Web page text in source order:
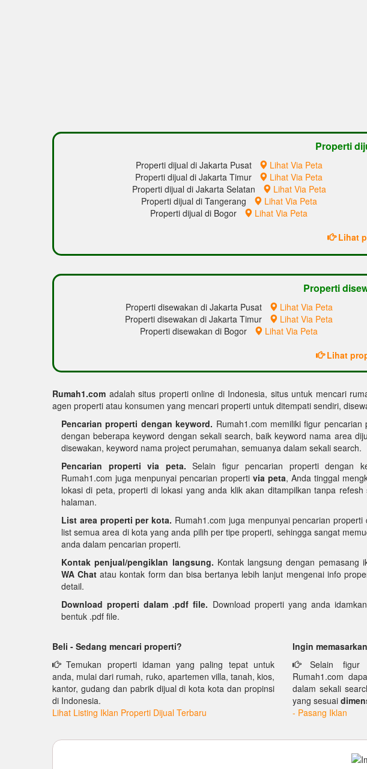
Properti
Properti dijual di Jakarta Pusat Lihat Via Peta
Properti dijual di Jakarta Timur
Lihat Via Peta
Properti dijual di Jakarta Selatan
Lihat Via Peta
Properti dijual di Tangerang
Lihat Via Peta
Properti dijual di Bogor
Lihat Via Peta
Lihat
Properti
Properti disewakan di Jakarta Pusat Lihat Via Peta
Properti disewakan di Jakarta Timur
Lihat Via Peta
Properti disewakan di Bogor
Lihat Via Peta
Lihat
Rumah1.com adalah situs properti online di Indonesia, situs untuk mencari
agen properti atau konsumen yang mencari properti untuk ditempati sendiri,
Pencarian properti dengan keyword. Rumah1.com memiliki figur pencarian
dengan beberapa keyword dengan sekali search, baik keyword nama area
disewakan, keyword nama project perumahan, semuanya dalam sekali search.
Pencarian properti via peta. Selain figur pencarian properti dengan
Rumah1.com juga menpunyai pencarian properti via peta, Anda tinggal
lokasi di peta, properti di lokasi yang anda klik akan ditampilkan tanpa refesh
halaman.
List area properti per kota. Rumah1.com juga menpunyai pencarian properti
list semua area di kota yang anda pilih per tipe properti, sehingga sangat
anda dalam pencarian properti.
Kontak penjual/pengiklan langsung. Kontak langsung dengan pemasang
WA Chat atau kontak form dan bisa bertanya lebih lanjut mengenai info
detail.
Download properti dalam .pdf file. Download properti yang anda
bentuk .pdf file.
Beli - Sedang mencari properti?
Temukan properti idaman yang paling tepat untuk
anda, mulai dari rumah, ruko, apartemen villa, tanah, kios,
kantor, gudang dan pabrik dijual di kota kota dan propinsi
di Indonesia.
Lihat Listing Iklan Properti Dijual Terbaru
Ingin
Selain figur
Rumah1.com
dalam sekali
yang sesuai
- Pasang Iklan